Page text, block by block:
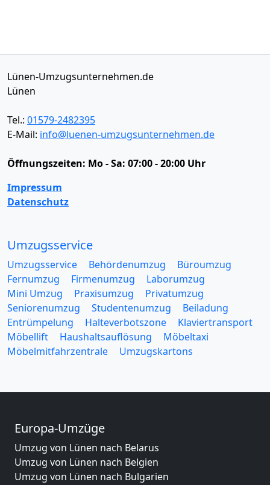
Lünen-Umzugsunternehmen.de
Lünen
Tel.: 01579-2482395
E-Mail: info@luenen-umzugsunternehmen.de
Öffnungszeiten: Mo - Sa: 07:00 - 20:00 Uhr
Impressum
Datenschutz
Umzugsservice
Umzugsservice Behördenumzug
Büroumzug
Fernumzug
Firmenumzug
Laborumzug
Mini Umzug
Praxisumzug
Privatumzug
Seniorenumzug
Studentenumzug
Beiladung
Entrümpelung
Halteverbotszone
Klaviertransport
Möbellift
Haushaltsauflösung
Möbeltaxi
Möbelmitfahrzentrale
Umzugskartons
Europa-Umzüge
Umzug von Lünen nach Belarus
Umzug von Lünen nach Belgien
Umzug von Lünen nach Bulgarien